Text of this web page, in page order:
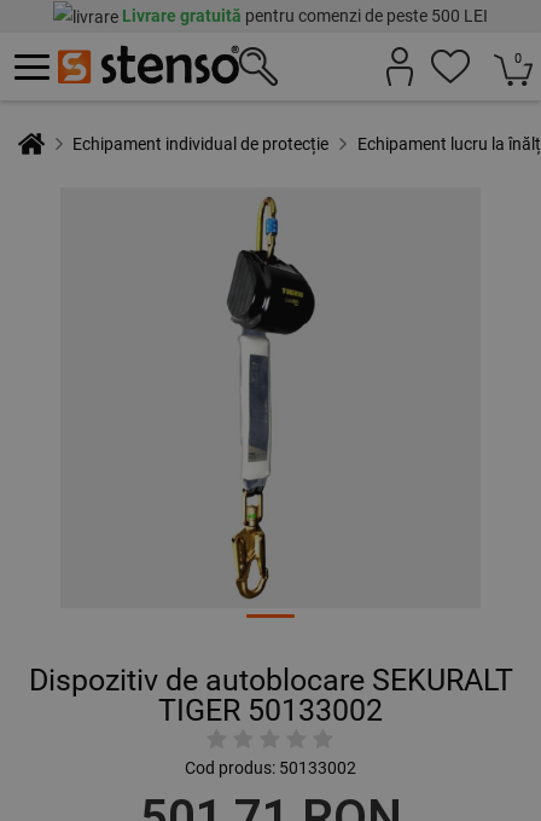
Livrare gratuită pentru comenzi de peste 500 LEI
0
Echipament individual de protecție Echipament lucru la
Dispozitiv de autoblocare SEKURALT
TIGER 50133002
Cod produs: 50133002